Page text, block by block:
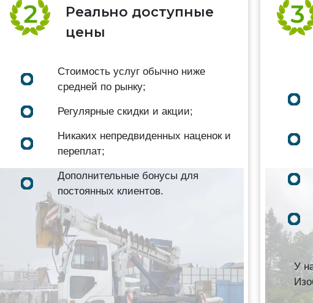
Реально доступные
цены
Стоимость услуг обычно ниже
средней по рынку;
Регулярные скидки и акции;
Никаких непредвиденных наценок и
переплат;
Дополнительные бонусы для
постоянных клиентов.
У